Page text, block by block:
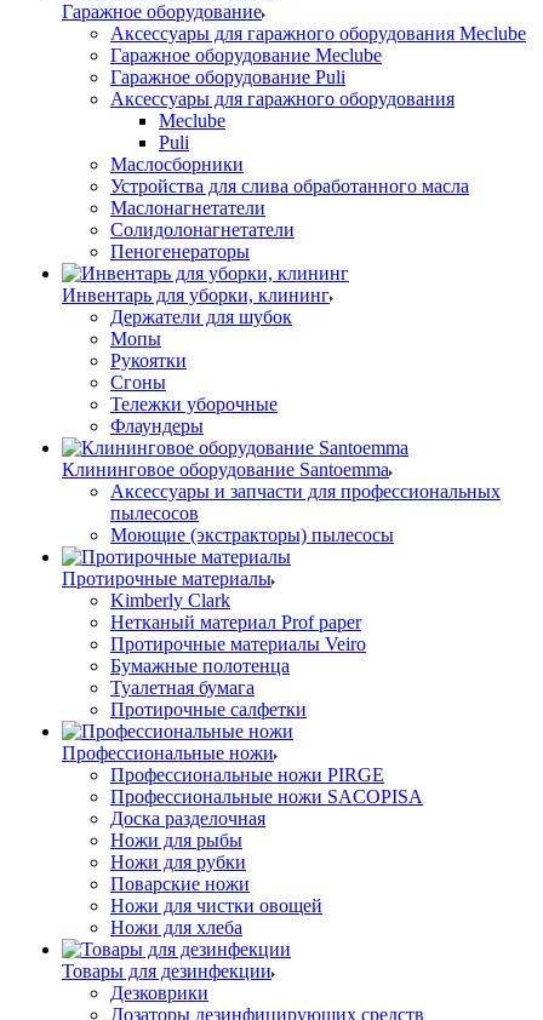
Гаражное оборудование
Аксессуары для гаражного оборудования Meclube
Гаражное оборудование Meclube
Гаражное оборудование Puli
Аксессуары для гаражного оборудования
Meclube
Puli
Маслосборники
Устройства для слива обработанного масла
Маслонагнетатели
Солидолонагнетатели
Пеногенераторы
Инвентарь для уборки, клининг
Держатели для шубок
Мопы
Рукоятки
Сгоны
Тележки уборочные
Флаундеры
Клининговое оборудование Santoemma
Аксессуары и запчасти для профессиональных
пылесосов
Моющие (экстракторы) пылесосы
Протирочные материалы
Kimberly Clark
Нетканый материал Prof paper
Протирочные материалы Veiro
Бумажные полотенца
Туалетная бумага
Протирочные салфетки
Профессиональные ножи
Профессиональные ножи PIRGE
Профессиональные ножи SACOPISA
Доска разделочная
Ножи для рыбы
Ножи для рубки
Поварские ножи
Ножи для чистки овощей
Ножи для хлеба
Товары для дезинфекции
Дезковрики
Дозаторы дезинфицирующих средств